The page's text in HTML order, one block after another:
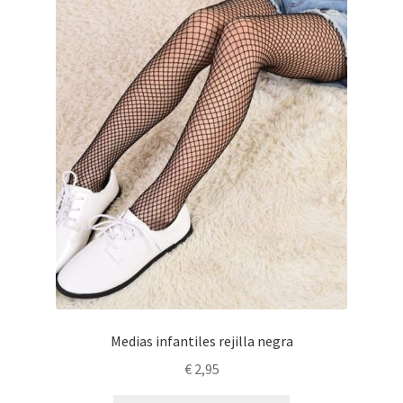
Medias infantiles rejilla negra
€2,95